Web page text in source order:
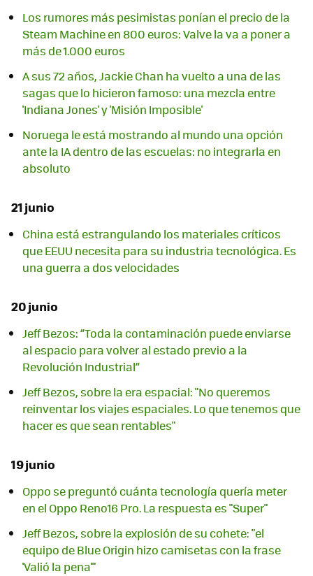
Los rumores más pesimistas ponían el precio de la
Steam Machine en 800 euros: Valve la va a poner a
más de 1.000 euros
A sus 72 años, Jackie Chan ha vuelto a una de las
sagas que lo hicieron famoso: una mezcla entre
'Indiana Jones' y 'Misión Imposible'
Noruega le está mostrando al mundo una opción
ante la IA dentro de las escuelas: no integrarla en
absoluto
21 junio
China está estrangulando los materiales críticos
que EEUU necesita para su industria tecnológica. Es
una guerra a dos velocidades
20 junio
Jeff Bezos: “Toda la contaminación puede enviarse
al espacio para volver al estado previo a la
Revolución Industrial”
Jeff Bezos, sobre la era espacial: "No queremos
reinventar los viajes espaciales. Lo que tenemos que
hacer es que sean rentables"
19 junio
Oppo se preguntó cuánta tecnología quería meter
en el Oppo Reno16 Pro. La respuesta es "Super"
Jeff Bezos, sobre la explosión de su cohete: "el
equipo de Blue Origin hizo camisetas con la frase
'Valió la pena'"